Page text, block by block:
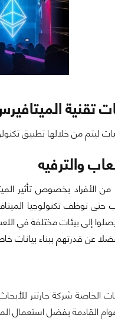
تقنية
ليتم من خلالها تطبيق
والترفيه
من الأفراد بخصوص تأثير
حتى توظف تكنولوجيا
إلى بيئات مختلفة في
عن قدرتهم ببناء بيانات
الخاصة شركة جارتنر